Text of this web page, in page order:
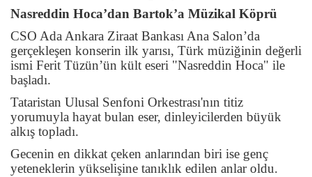
Nasreddin Hoca’dan Bartok’a Müzikal Köprü
CSO Ada Ankara Ziraat Bankası Ana Salon’da
gerçekleşen konserin ilk yarısı, Türk müziğinin değerli
ismi Ferit Tüzün’ün kült eseri "Nasreddin Hoca" ile
başladı.
Tataristan Ulusal Senfoni Orkestrası'nın titiz
yorumuyla hayat bulan eser, dinleyicilerden büyük
alkış topladı.
Gecenin en dikkat çeken anlarından biri ise genç
yeteneklerin yükselişine tanıklık edilen anlar oldu.